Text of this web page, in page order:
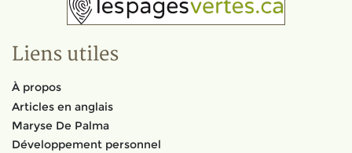
Liens utiles
À propos
Articles en anglais
Maryse De Palma
Développement personnel